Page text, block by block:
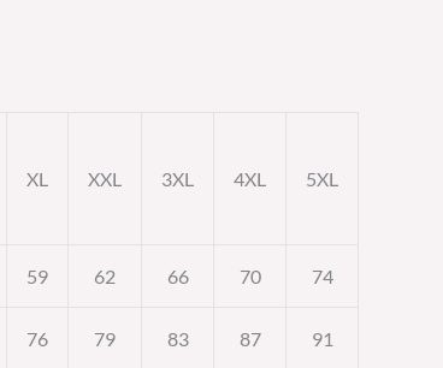
XL XXL 3XL 4XL 5XL
59 62 66 70 74
76 79 83 87 91